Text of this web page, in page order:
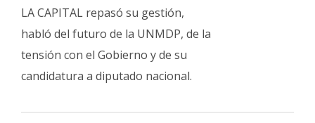
LA CAPITAL repasó su gestión,
habló del futuro de la UNMDP, de la
tensión con el Gobierno y de su
candidatura a diputado nacional.